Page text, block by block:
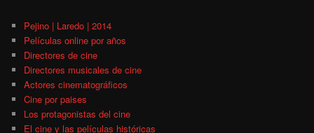
Pejino | Laredo | 2014
Películas online por años
Directores de cine
Directores musicales de cine
Actores cinematográficos
Cine por paises
Los protagonistas del cine
El cine y las películas históricas